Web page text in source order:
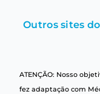
Outros sites
ATENÇÃO: Nosso
fez adaptação com